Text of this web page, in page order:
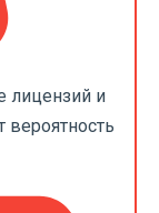
лицензий и